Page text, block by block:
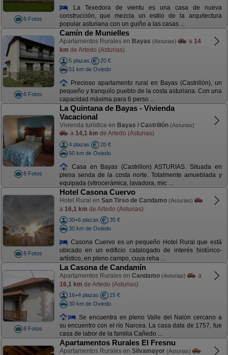
8 Fotos
La Texedora de vientu es una casa de nueva
construcción, que mezcla un estilo de la arquitectura
popular asturiana con un guiño a las casas ...
8 Fotos
Camín de Munielles
Apartamentos Rurales en Bayas (Asturias) a 14
km de Artedo (Asturias)
5 plazas
20 €
51 km de Oviedo
Precioso apartamento rural en Bayas (Castrillón), un
pequeño y tranquilo pueblo de la costa asturiana. Con una
capacidad máxima para 6 perso ...
8 Fotos
La Quintana de Bayas - Vivienda
Vacacional
Vivienda turística en Bayas / Castrillón (Asturias)
a 14,1 km de Artedo (Asturias)
4 plazas
20 €
50 km de Oviedo
Casa en Bayas (Castrillon) ASTURIAS. Situada en
plena senda de la costa norte. Totalmente amueblada y
equipada (vitrocerámica, lavadora, mic ...
8 Fotos
Hotel Casona Cuervo
Hotel Rural en San Tirso de Candamo (Asturias)
a 16,1 km de Artedo (Asturias)
30+6 plazas
35 €
30 km de Oviedo
Casona Cuervo es un pequeño Hotel Rural que está
ubicado en un edificio catalogado de interés histórico-
artístico, en pleno campo, cuya reha ...
8 Fotos
La Casona de Candamín
Apartamentos Rurales en Candamo (Asturias)
a
16,1 km de Artedo (Asturias)
16+4 plazas
15 €
30 km de Oviedo
Se encuentra en pleno Valle del Nalón cercano a
su encuentro con el río Narcea. La casa data de 1757, fue
casa de labor de la familia Cañedo ...
Apartamentos Rurales El Fresnu
Apartamentos Rurales en Silvamayor (Asturias)